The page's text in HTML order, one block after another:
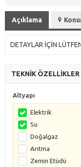
Açıklama
DETAYLAR İÇİN
TEKNİK ÖZELLİKLER
Altyapı
Elektrik
Su
Doğalgaz
Arıtma
Zemin Etüdü